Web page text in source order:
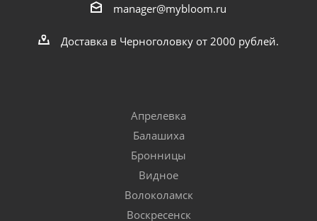
manager@mybloom.ru
Доставка в Черноголовку от 2000 рублей.
Апрелевка
Балашиха
Бронницы
Видное
Волоколамск
Воскресенск